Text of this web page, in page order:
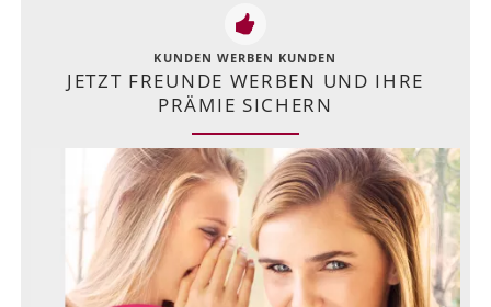
KUNDEN WERBEN KUNDEN
JETZT FREUNDE WERBEN UND IHRE
PRÄMIE SICHERN